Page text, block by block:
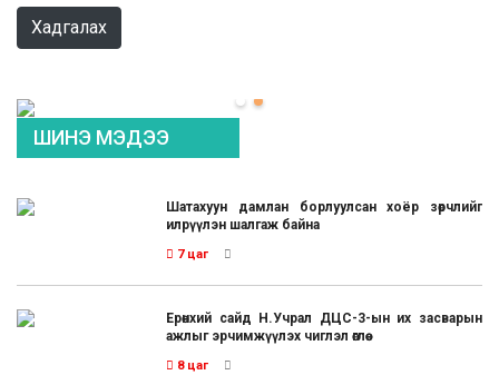
Хадгалах
ШИНЭ МЭДЭЭ
Шатахуун дамлан борлуулсан хоёр зөрчлийг
илрүүлэн шалгаж байна
7 цаг
Ерөнхий сайд Н.Учрал ДЦС-3-ын их засварын
ажлыг эрчимжүүлэх чиглэл өглөө
8 цаг